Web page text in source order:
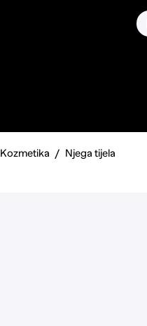
Kozmetika Njega tijela